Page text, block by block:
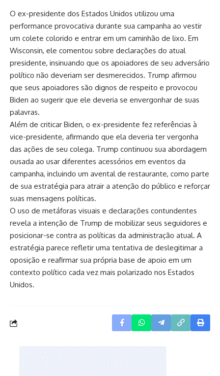
O ex-presidente dos Estados Unidos utilizou uma
performance provocativa durante sua campanha ao vestir
um colete colorido e entrar em um caminhão de lixo. Em
Wisconsin, ele comentou sobre declarações do atual
presidente, insinuando que os apoiadores de seu adversário
político não deveriam ser desmerecidos. Trump afirmou
que seus apoiadores são dignos de respeito e provocou
Biden ao sugerir que ele deveria se envergonhar de suas
palavras.
Além de criticar Biden, o ex-presidente fez referências à
vice-presidente, afirmando que ela deveria ter vergonha
das ações de seu colega. Trump continuou sua abordagem
ousada ao usar diferentes acessórios em eventos da
campanha, incluindo um avental de restaurante, como parte
de sua estratégia para atrair a atenção do público e reforçar
suas mensagens políticas.
O uso de metáforas visuais e declarações contundentes
revela a intenção de Trump de mobilizar seus seguidores e
posicionar-se contra as políticas da administração atual. A
estratégia parece refletir uma tentativa de deslegitimar a
oposição e reafirmar sua própria base de apoio em um
contexto político cada vez mais polarizado nos Estados
Unidos.